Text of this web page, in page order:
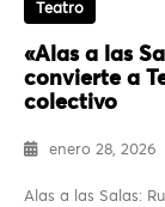
Teatro
«Alas a las
convierte a
colectivo
enero 28, 2026
Alas a las Salas: